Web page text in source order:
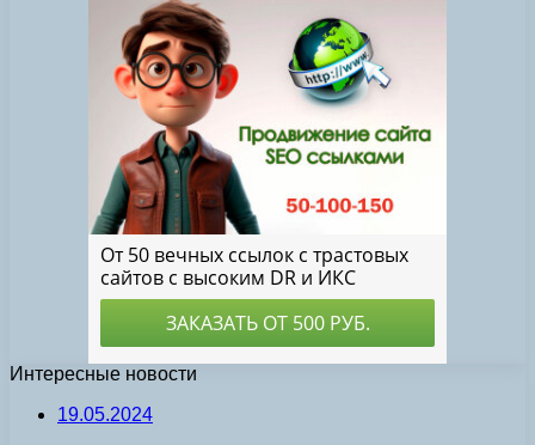
Интересные новости
19.05.2024